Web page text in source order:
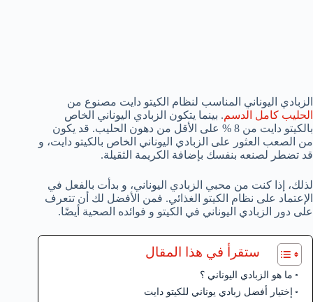
الزبادي اليوناني المناسب لنظام الكيتو دايت مصنوع من
الحليب كامل الدسم. بينما يتكون الزبادي اليوناني الخاص
بالكيتو دايت من 8 % على الأقل من دهون الحليب. قد يكون
من الصعب العثور على الزبادي اليوناني الخاص بالكيتو دايت، و
قد تضطر لصنعه بنفسك بإضافة الكريمة الثقيلة.
لذلك، إذا كنت من محبي الزبادي اليوناني، و بدأت بالفعل في
الإعتماد على نظام الكيتو الغذائي. فمن الأفضل لك أن تتعرف
على دور الزبادي اليوناني في الكيتو و فوائده الصحية أيضًا.
ستقرأ في هذا المقال
ما هو الزبادي اليوناني ؟
إختيار أفضل زبادي يوناني للكيتو دايت